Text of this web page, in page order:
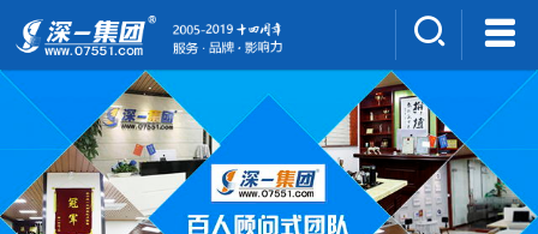
集团介绍
人才招聘
案例展示